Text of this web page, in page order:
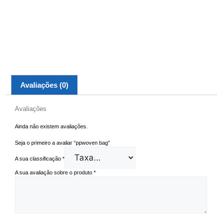
Avaliações (0)
Avaliações
Ainda não existem avaliações.
Seja o primeiro a avaliar “ppwoven bag”
A sua classificação *
A sua avaliação sobre o produto *